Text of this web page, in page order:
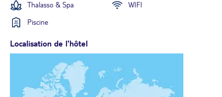
Thalasso & Spa
WIFI
Piscine
Localisation de l'hôtel